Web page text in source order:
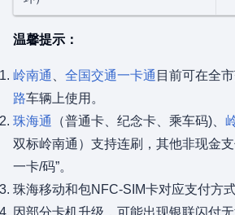
温馨提示：
岭南通 、 全国交通一卡通 目前可在全
路车辆上使用。
珠海通
（普通卡、纪念卡、乘车码)、
双标岭南通）支持连刷，其他非现金
一卡/码”。
珠海移动和包NFC-SIM卡对应支付方